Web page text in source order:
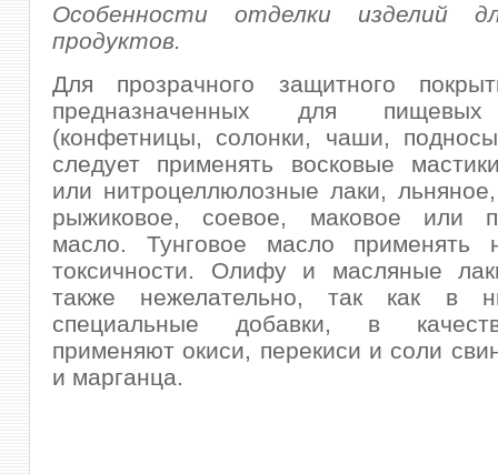
Особенности отделки изделий
продуктов.
Для прозрачного защитного
предназначенных для пищевых
(конфетницы, солонки, чаши,
следует применять восковые
или нитроцеллюлозные лаки,
рыжиковое, соевое, маковое или
масло. Тунговое масло применять
токсичности. Олифу и масляные
также нежелательно, так как в
специальные добавки, в
применяют окиси, перекиси и соли
и марганца.